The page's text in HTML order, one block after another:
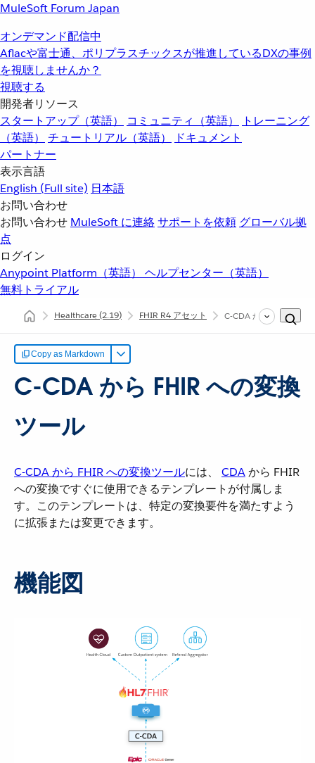
MuleSoft Forum Japan
オンデマンド配信中
Aflacや富士通、ポリプラスチックスが推進しているDXの事例
を視聴しませんか？
視聴する
開発者リソース
スタートアップ（英語）
コミュニティ（英語）
トレーニング
（英語）
チュートリアル（英語）
ドキュメント
パートナー
表示言語
English (Full site) 日本語
お問い合わせ
お問い合わせ MuleSoft に連絡サポートを依頼 グローバル拠
点
ログイン
Anypoint Platform（英語） ヘルプセンター（英語）
無料トライアル
Healthcare(2.19) FHIR R4 アセット C-CDA から FHIR への
Copy as Markdown
C-CDA から FHIR への変換
ツール
C-CDA から FHIR への変換ツール​には、 CDA​ から FHIR
への変換ですぐに使用できるテンプレートが付属しま
す。このテンプレートは、特定の変換要件を満たすよう
に拡張または変更できます。
機能図